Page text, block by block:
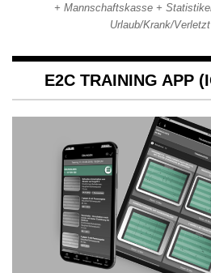
+ Mannschaftskasse +
Urlaub/Krank/
E2C TRAINING APP